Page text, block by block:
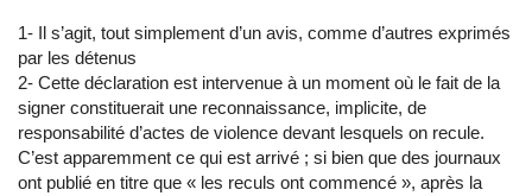
1- Il s’agit, tout simplement d’un avis, comme d’autres exprimés
par les détenus
2- Cette déclaration est intervenue à un moment où le fait de la
signer constituerait une reconnaissance, implicite, de
responsabilité d’actes de violence devant lesquels on recule.
C’est apparemment ce qui est arrivé ; si bien que des journaux
ont publié en titre que « les reculs ont commencé », après la